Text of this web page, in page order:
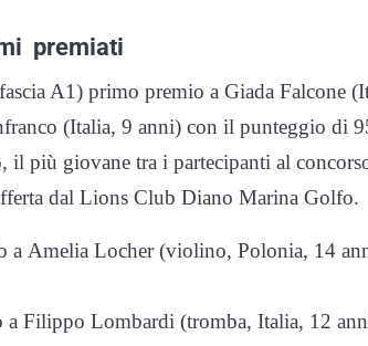
premiati
A1) primo premio a Giada Falcone
(Italia, 9 anni) con il punteggio di
il più giovane tra i partecipanti al
dal Lions Club Diano Marina Golfo.
a Amelia Locher (violino, Polonia, 14
a Filippo Lombardi (tromba, Italia, 12